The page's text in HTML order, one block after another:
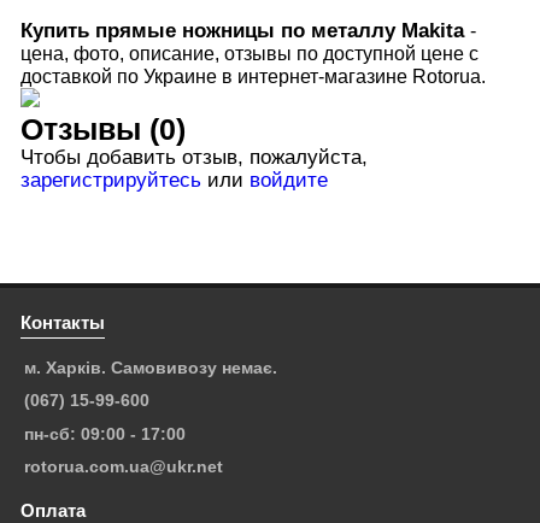
Купить прямые ножницы по металлу Makita -
цена, фото, описание, отзывы по доступной цене с
доставкой по Украине в интернет-магазине Rotorua.
Отзывы (0)
Чтобы добавить отзыв, пожалуйста,
зарегистрируйтесьили войдите
Контакты
м. Харків. Самовивозу немає.
(067) 15-99-600
пн-сб: 09:00 - 17:00
rotorua.com.ua@ukr.net
Оплата